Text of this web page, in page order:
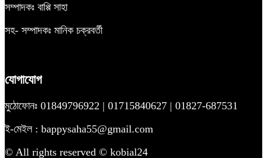
সম্পাদকঃ বাপ্পি সাহা
সহ- সম্পাদকঃ মানিক চক্রবর্তী
যোগাযোগ
মুঠোফোনঃ 01849796922 | 01715840627 | 01827-687531
ই-মেইল : bappysaha55@gmail.com
© All rights reserved © kobial24